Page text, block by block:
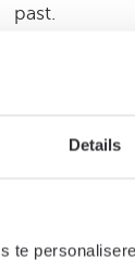
Details
te
past.